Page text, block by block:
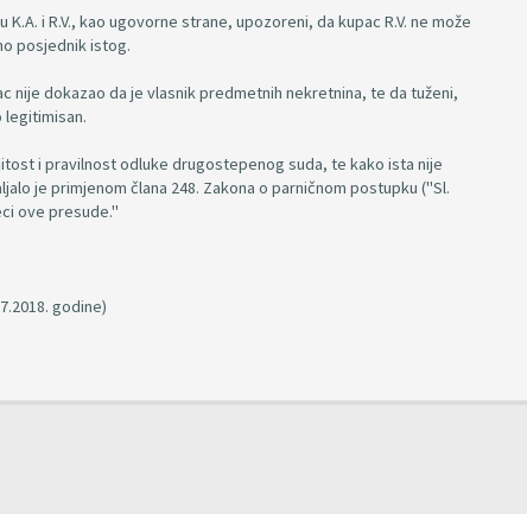
i R.V., kao ugovorne strane, upozoreni, da kupac R.V. ne može
posjednik istog.
nije dokazao da je vlasnik predmetnih nekretnina, te da tuženi,
legitimisan.
i pravilnost odluke drugostepenog suda, te kako ista nije
je primjenom člana 248. Zakona o parničnom postupku ("Sl.
ove presude."
godine)